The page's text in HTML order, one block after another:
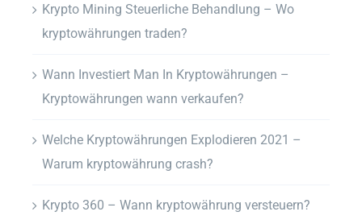
Krypto Mining Steuerliche Behandlung – Wo
kryptowährungen traden?
Wann Investiert Man In Kryptowährungen –
Kryptowährungen wann verkaufen?
Welche Kryptowährungen Explodieren 2021 –
Warum kryptowährung crash?
Krypto 360 – Wann kryptowährung versteuern?